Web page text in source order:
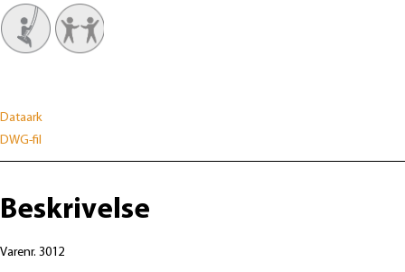
Dataark
DWG-fil
Beskrivelse
Varenr. 3012